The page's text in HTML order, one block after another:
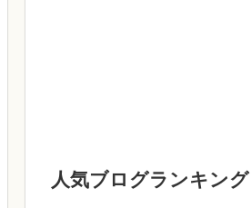
人気ブログランキング